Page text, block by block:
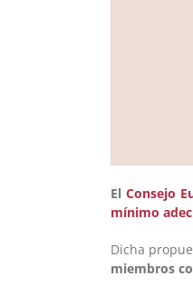
ElConsejo
mínimo
Dicha
miembros